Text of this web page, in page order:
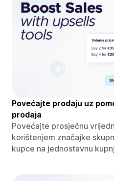
Povećajte prodaju uz
prodaja
Povećajte prosječnu
korištenjem značajke
kupce na jednostavnu